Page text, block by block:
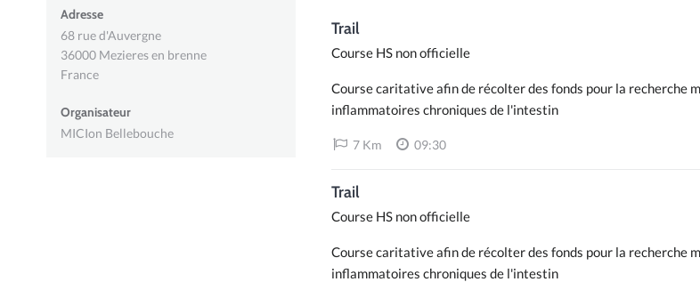
Adresse
68 rue d'Auvergne
36000 Mezieres en brenne
France
Organisateur
MICIon Bellebouche
Trail
Course HS non officielle
Course caritative afin de récolter des fonds pour la recherche
inflammatoires chroniques de l'intestin
7 Km 09:30
Trail
Course HS non officielle
Course caritative afin de récolter des fonds pour la recherche
inflammatoires chroniques de l'intestin